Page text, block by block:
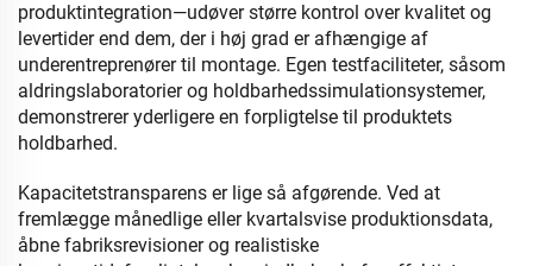
produktintegration—udøver større kontrol over kvalitet og
levertider end dem, der i høj grad er afhængige af
underentreprenører til montage. Egen testfaciliteter, såsom
aldringslaboratorier og holdbarhedssimulationsystemer,
demonstrerer yderligere en forpligtelse til produktets
holdbarhed.
Kapacitetstransparens er lige så afgørende. Ved at
fremlægge månedlige eller kvartalsvise produktionsdata,
åbne fabriksrevisioner og realistiske